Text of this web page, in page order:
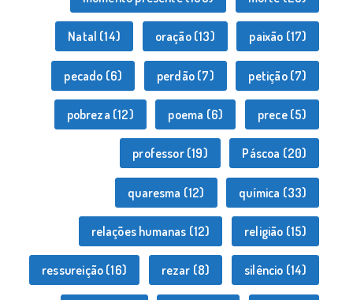
Natal (14) oração(13) paixão (17)
pecado (6) perdão(7) petição(7)
pobreza (12) poema (6) prece(5)
professor(19) Páscoa (20)
quaresma (12) química (33)
relações humanas (12) religião (15)
ressureição (16) rezar (8) silêncio (14)